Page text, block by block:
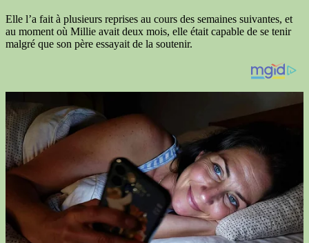
Elle l’a fait à plusieurs reprises au cours des semaines suivantes, et
au moment où Millie avait deux mois, elle était capable de se tenir
malgré que son père essayait de la soutenir.